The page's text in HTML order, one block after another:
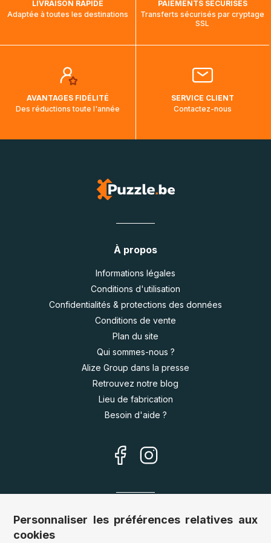
LIVRAISON RAPIDE
Adaptée à toutes les destinations
PAIEMENTS SÉCURISÉS
Transferts sécurisés par cryptage
SSL
AVANTAGES FIDÉLITÉ
Des réductions toute l'année
SERVICE CLIENT
Contactez-nous
À propos
Informations légales
Conditions d'utilisation
Confidentialités & protections des données
Conditions de vente
Plan du site
Qui sommes-nous ?
Alize Group dans la presse
Retrouvez notre blog
Lieu de fabrication
Besoin d'aide ?
Nos sites
Personnaliser les préférences relatives aux
cookies